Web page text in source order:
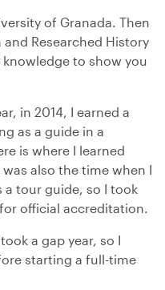
of Granada. Then
Researched History
to show you
in 2014, I earned a
as a guide in a
is where I learned
also the time when I
a tour guide, so I took
official accreditation.
a gap year, so I
starting a full-time